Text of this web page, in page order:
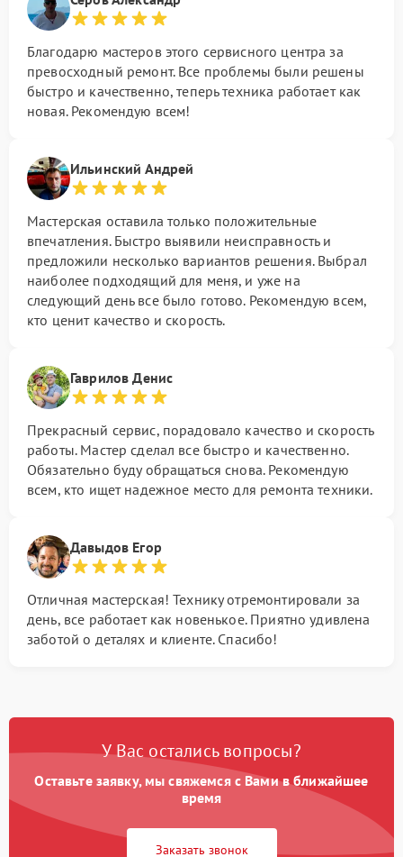
Благодарю мастеров этого сервисного центра за
превосходный ремонт. Все проблемы были решены
быстро и качественно, теперь техника работает как
новая. Рекомендую всем!
Ильинский Андрей
Мастерская оставила только положительные
впечатления. Быстро выявили неисправность и
предложили несколько вариантов решения. Выбрал
наиболее подходящий для меня, и уже на
следующий день все было готово. Рекомендую всем,
кто ценит качество и скорость.
Гаврилов Денис
Прекрасный сервис, порадовало качество и скорость
работы. Мастер сделал все быстро и качественно.
Обязательно буду обращаться снова. Рекомендую
всем, кто ищет надежное место для ремонта техники.
Давыдов Егор
Отличная мастерская! Технику отремонтировали за
день, все работает как новенькое. Приятно удивлена
заботой о деталях и клиенте. Спасибо!
У Вас остались вопросы?
Оставьте заявку, мы свяжемся с Вами в ближайшее
время
Заказать звонок